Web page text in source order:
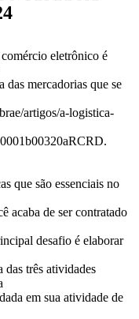
eletrônico é
das mercadorias que se
artigos/a-logistica-
que são essenciais no
acaba de ser contratado
desafio é elaborar
das três atividades
em sua atividade de